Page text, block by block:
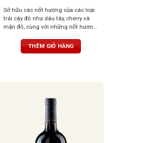
Sở hữu các nốt hương của các loại
trái cây đỏ như dâu tây, cherry và
mận đỏ, cùng với những nốt hương
vị trái cây ngọt kéo dài, mềm mại
THÊM GIỎ HÀNG